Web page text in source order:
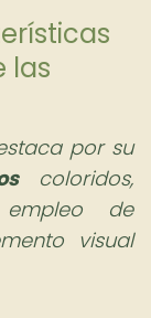
las
por su
coloridos,
de
visual